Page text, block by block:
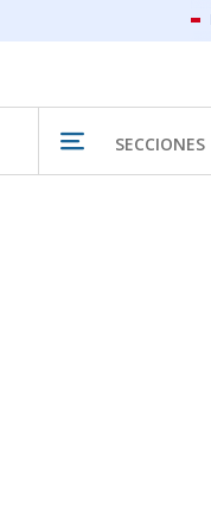
SECCIONES